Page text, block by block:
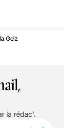
Gelz
la rédac'.